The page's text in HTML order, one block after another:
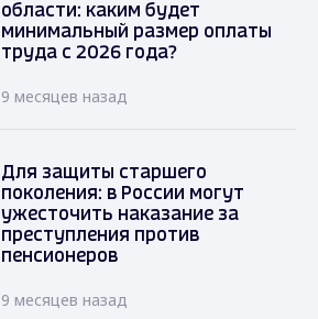
области: каким будет
минимальный размер оплаты
труда с 2026 года?
9 месяцев назад
Для защиты старшего
поколения: в России могут
ужесточить наказание за
преступления против
пенсионеров
9 месяцев назад